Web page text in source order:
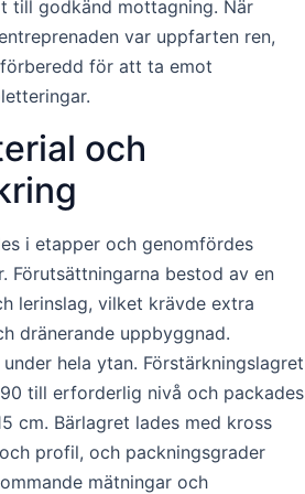
till godkänd mottagning. När
var uppfarten ren,
för att ta emot
och
i etapper och genomfördes
Förutsättningarna bestod av en
lerinslag, vilket krävde extra
dränerande uppbyggnad.
hela ytan. Förstärkningslagret
till erforderlig nivå och packades
cm. Bärlagret lades med kross
profil, och packningsgrader
mätningar och